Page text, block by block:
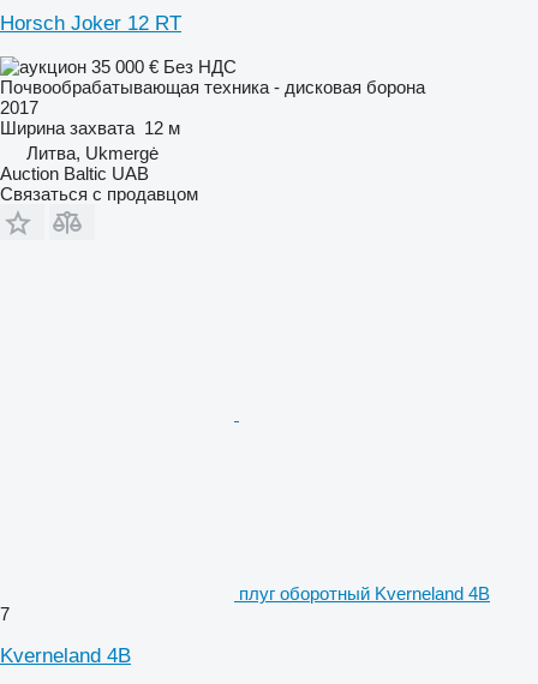
Horsch Joker 12 RT
35 000 € Без НДС
Почвообрабатывающая техника - дисковая борона
2017
Ширина захвата 12 м
Литва, Ukmergė
Auction Baltic UAB
Связаться с продавцом
плуг оборотный Kverneland 4B
7
Kverneland 4B